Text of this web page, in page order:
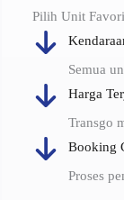
Pilih Unit
Semua
Harga
Transgo
Booking
Proses